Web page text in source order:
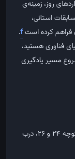
روز، زمینه‌ی
استانی،
فراهم کرده استf
.
فناوری هستید،
مسیر یادگیری
شیراز - خیابان فرهنگ شهر، حدفاصل کوچه ۲۴ و ۲۶، درب